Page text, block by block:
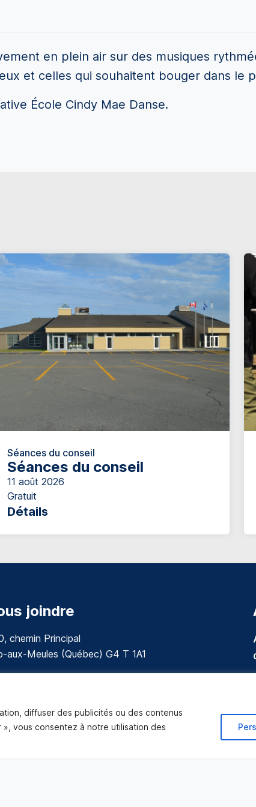
diffuser des publicités ou des contenus
vous consentez à notre utilisation des
en plein air sur des musiques
et celles qui souhaitent bouger dans le
École Cindy Mae Danse.
Séances du conseil
Séances du conseil
11 août 2026
Gratuit
Détails
joindre
chemin Principal
aux-Meules (Québec) G4 T 1A1
le 1 en tout temps pour toutes urgences.